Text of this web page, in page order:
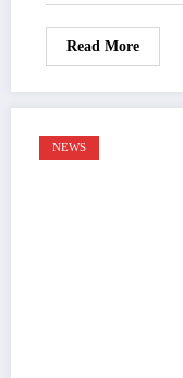
Read More
NEWS